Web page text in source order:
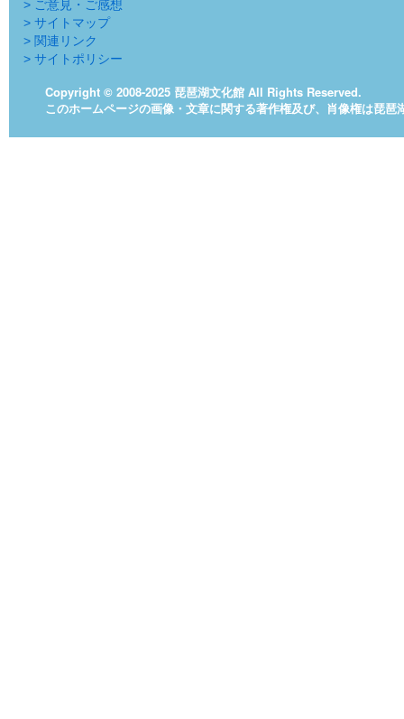
> ご意見・ご感想
> サイトマップ
> 関連リンク
> サイトポリシー
Copyright © 2008-2025 琵琶湖文化館 All Rights Reserved.
このホームページの画像・文章に関する著作権及び、肖像権は琵